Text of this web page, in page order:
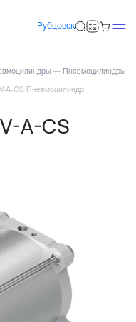
Рубцовск
— Пневмоцилиндры
A-CS Пневмоцилиндр
A-CS